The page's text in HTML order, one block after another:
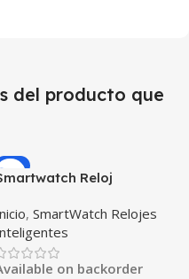
del producto que
-9%
Reloj
BLACK™ (PK W34
10 12) Compatible
y iPhone
, SmartWatch Relojes
on backorder